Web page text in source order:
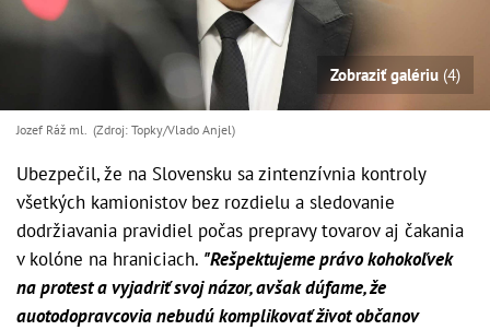
Zobraziť galériu (4)
Jozef Ráž ml. (Zdroj: Topky/Vlado Anjel)
Ubezpečil, že na Slovensku sa zintenzívnia kontroly
všetkých kamionistov bez rozdielu a sledovanie
dodržiavania pravidiel počas prepravy tovarov aj čakania
v kolóne na hraniciach. "Rešpektujeme právo kohokoľvek
na protest a vyjadriť svoj názor, avšak dúfame, že
auotodopravcovia nebudú komplikovať život občanov